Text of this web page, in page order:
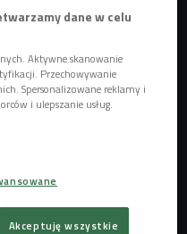
dane w celu
Aktywne skanowanie
Przechowywanie
Spersonalizowane reklamy i
i ulepszanie usług.
Akceptuję wszystkie